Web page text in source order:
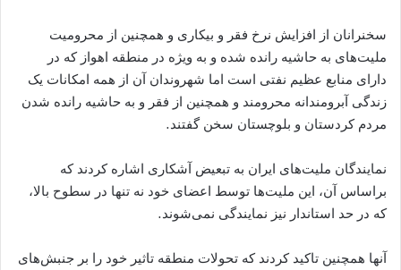
سخنرانان از افزایش نرخ فقر و بیکاری و همچنین از محرومیت
ملیت‌های به حاشیه رانده شده و به ویژه در منطقه اهواز که در
دارای منابع عظیم نفتی است اما شهروندان آن از همه امکانات یک
زندگی آبرومندانه محرومند و همچنین از فقر و به حاشیه رانده شدن
مردم کردستان و بلوچستان سخن گفتند.
نمایندگان ملیت‌های ایران به تبعیض آشکاری اشاره کردند که
براساس آن، این ملیت‌ها توسط اعضای خود نه تنها در سطوح بالا،
که در حد استاندار نیز نمایندگی نمی‌شوند.
آنها همچنین تاکید کردند که تحولات منطقه تاثیر خود را بر جنبش‌های